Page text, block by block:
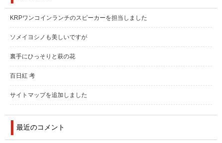
KRPワンコインランチのスピーカーを担当しました
ソメイヨシノも美しいですが
裏手にひっそりと萩の花
百日紅 考
サイトマップを追加しました
最近のコメント